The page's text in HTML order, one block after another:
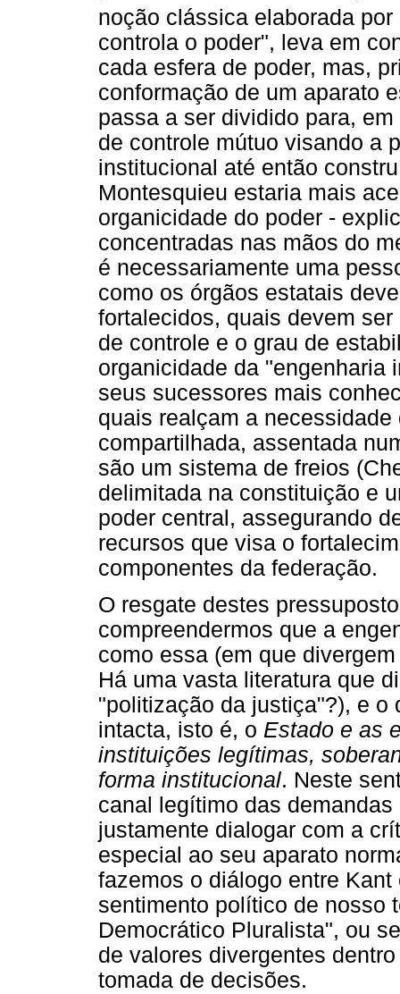
noção clássica elaborada
controla o poder", leva em
cada esfera de poder, mas,
conformação de um aparato
passa a ser dividido para,
de controle mútuo visando a
institucional até então
Montesquieu estaria mais
organicidade do poder -
concentradas nas mãos do
é necessariamente uma
como os órgãos estatais
fortalecidos, quais devem
de controle e o grau de
organicidade da "engenharia
seus sucessores mais
quais realçam a
compartilhada, assentada
são um sistema de freios
delimitada na constituição e
poder central, assegurando
recursos que visa o
componentes da federação.
O resgate destes
compreendermos que a
como essa (em que
Há uma vasta literatura que
"politização da justiça"?), e o
intacta, isto é, o Estado e as
instituições legítimas,
forma institucional. Neste
canal legítimo das
justamente dialogar com a
especial ao seu aparato
fazemos o diálogo entre
sentimento político de nosso
Democrático Pluralista", ou
de valores divergentes
tomada de decisões.